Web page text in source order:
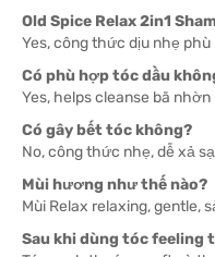
Old Spice Relax 2in1
Yes, công thức dịu nhẹ
Có phù hợp tóc dầu
Yes, helps cleanse bã nhờn
Có gây bết tóc không?
No, công thức nhẹ, dễ xả
Mùi hương như thế nào?
Mùi Relax relaxing, gentle,
Sau khi dùng tóc feeling